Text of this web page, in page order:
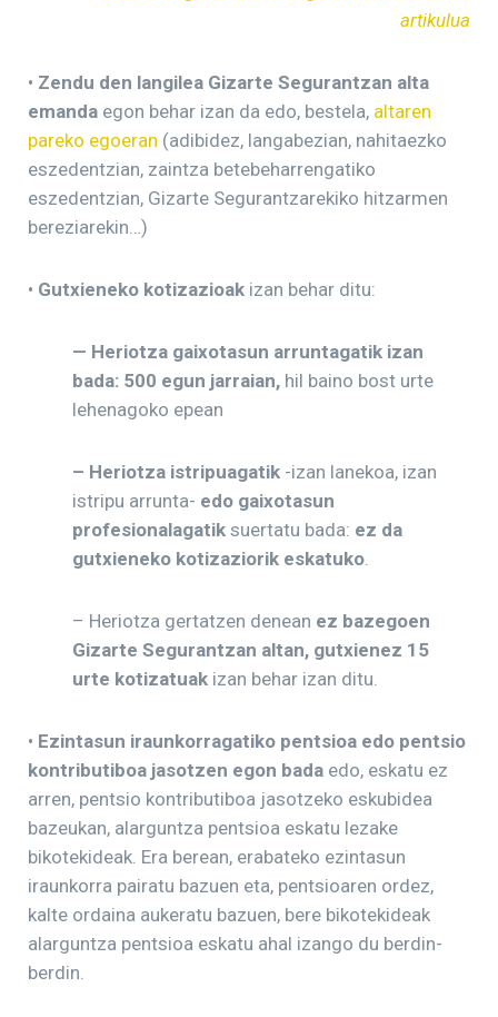
artikulua
• Zendu den langilea Gizarte Segurantzan alta
emanda egon behar izan da edo, bestela, altaren
pareko egoeran (adibidez, langabezian, nahitaezko
eszedentzian, zaintza betebeharrengatiko
eszedentzian, Gizarte Segurantzarekiko hitzarmen
bereziarekin…)
• Gutxieneko kotizazioak izan behar ditu:
— Heriotza gaixotasun arruntagatik izan
bada: 500 egun jarraian, hil baino bost urte
lehenagoko epean
– Heriotza istripuagatik -izan lanekoa, izan
istripu arrunta- edo gaixotasun
profesionalagatik suertatu bada: ez da
gutxieneko kotizaziorik eskatuko
– Heriotza gertatzen denean ez bazegoen
Gizarte Segurantzan altan, gutxienez 15
urte kotizatuak izan behar izan ditu.
• Ezintasun iraunkorragatiko pentsioa edo pentsio
kontributiboa jasotzen egon bada edo, eskatu ez
arren, pentsio kontributiboa jasotzeko eskubidea
bazeukan, alarguntza pentsioa eskatu lezake
bikotekideak. Era berean, erabateko ezintasun
iraunkorra pairatu bazuen eta, pentsioaren ordez,
kalte ordaina aukeratu bazuen, bere bikotekideak
alarguntza pentsioa eskatu ahal izango du berdin-
berdin.